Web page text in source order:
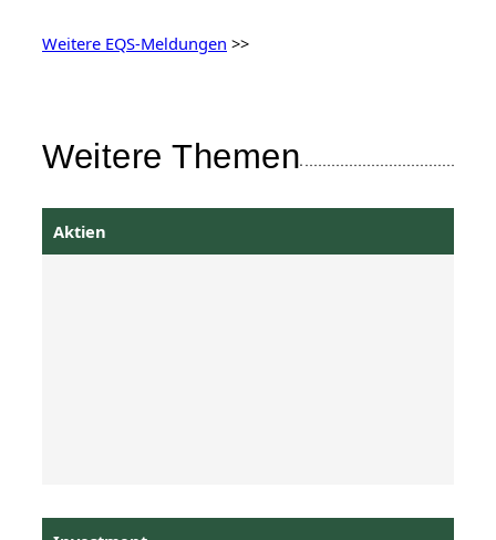
Weitere EQS-Meldungen >>
Weitere Themen
Aktien